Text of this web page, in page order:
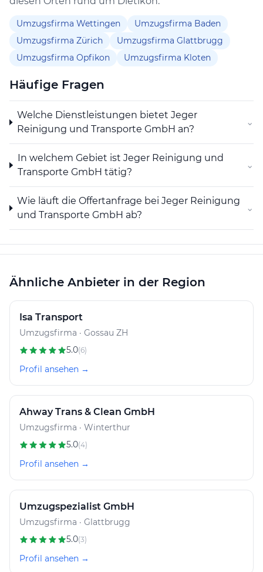
verwalten. Sie kann auch Finanzierungen für eigene
oder fremde Rechnung vornehmen sowie
Sicherheiten für Verbindlichkeiten verbundener
Gesellschaften abgeben.
Umzugsfirma Wettingen
Umzugsfirma Baden
Umzugsfirma Zürich
Umzugsfirma Glattbrugg
Umzugsfirma Opfikon
Umzugsfirma Kloten
Häufige Fragen
Welche Dienstleistungen bietet Jeger
Reinigung und Transporte GmbH an?
⌄
In welchem Gebiet ist Jeger Reinigung und
Transporte GmbH tätig?
⌄
Wie läuft die Offertanfrage bei Jeger Reinigung
und Transporte GmbH ab?
⌄
Ähnliche Anbieter in der Region
Isa Transport
Umzugsfirma · Gossau ZH
5.0(6)
Profil ansehen →
Ahway Trans & Clean GmbH
Umzugsfirma · Winterthur
5.0(4)
Profil ansehen →
Umzugspezialist GmbH
Umzugsfirma · Glattbrugg
5.0(3)
Profil ansehen →